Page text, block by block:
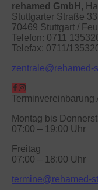
rehamed GmbH ,
Stuttgarter Straße 33
70469 Stuttgart /
Telefon: 0711
Telefax: 0711/
zentrale@rehamed-
Terminvereinbarung
Montag bis
07:00 – 19:00 Uhr
Freitag
07:00 – 18:00 Uhr
termine@rehamed-